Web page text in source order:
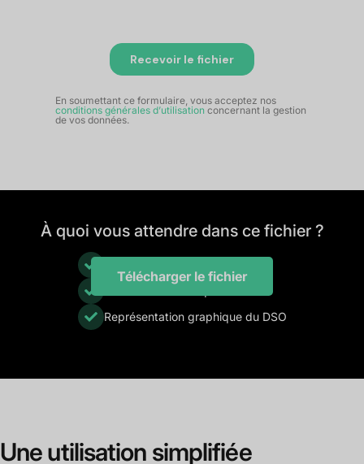
En soumettant ce formulaire, vous acceptez nos
conditions générales d’utilisation concernant la gestion
de vos données.
Télécharger le fichier
À quoi vous attendre dans ce fichier ?
Représentation graphique du DSO
Une utilisation simplifiée